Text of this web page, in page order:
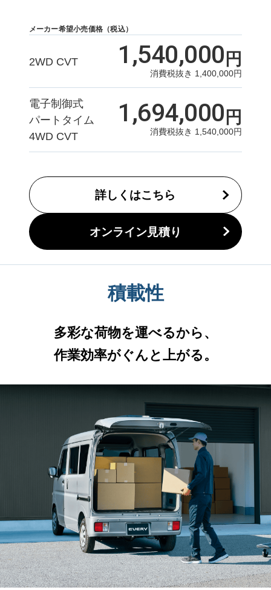
メーカー希望小売価格（税込）
2WD CVT 1,540,000 円
消費税抜き 1,400,000円
電子制御式
パートタイム
4WD CVT
1,694,000 円
消費税抜き 1,540,000円
詳しくはこちら
オンライン見積り
積載性
多彩な荷物を運べるから、
作業効率がぐんと上がる。